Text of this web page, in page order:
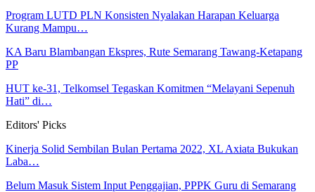
Program LUTD PLN Konsisten Nyalakan Harapan Keluarga
Kurang Mampu…
KA Baru Blambangan Ekspres, Rute Semarang Tawang-Ketapang
PP
HUT ke-31, Telkomsel Tegaskan Komitmen “Melayani Sepenuh
Hati” di…
Editors' Picks
Kinerja Solid Sembilan Bulan Pertama 2022, XL Axiata Bukukan
Laba…
Belum Masuk Sistem Input Penggajian, PPPK Guru di Semarang